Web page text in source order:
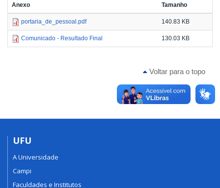
Anexo Tamanho
portaria_de_pessoal.pdf 140.83 KB
Comunicado - Resultado Final 130.03 KB
Voltar para o topo
UFU
A Universidade
Campi
Faculdades e Institutos